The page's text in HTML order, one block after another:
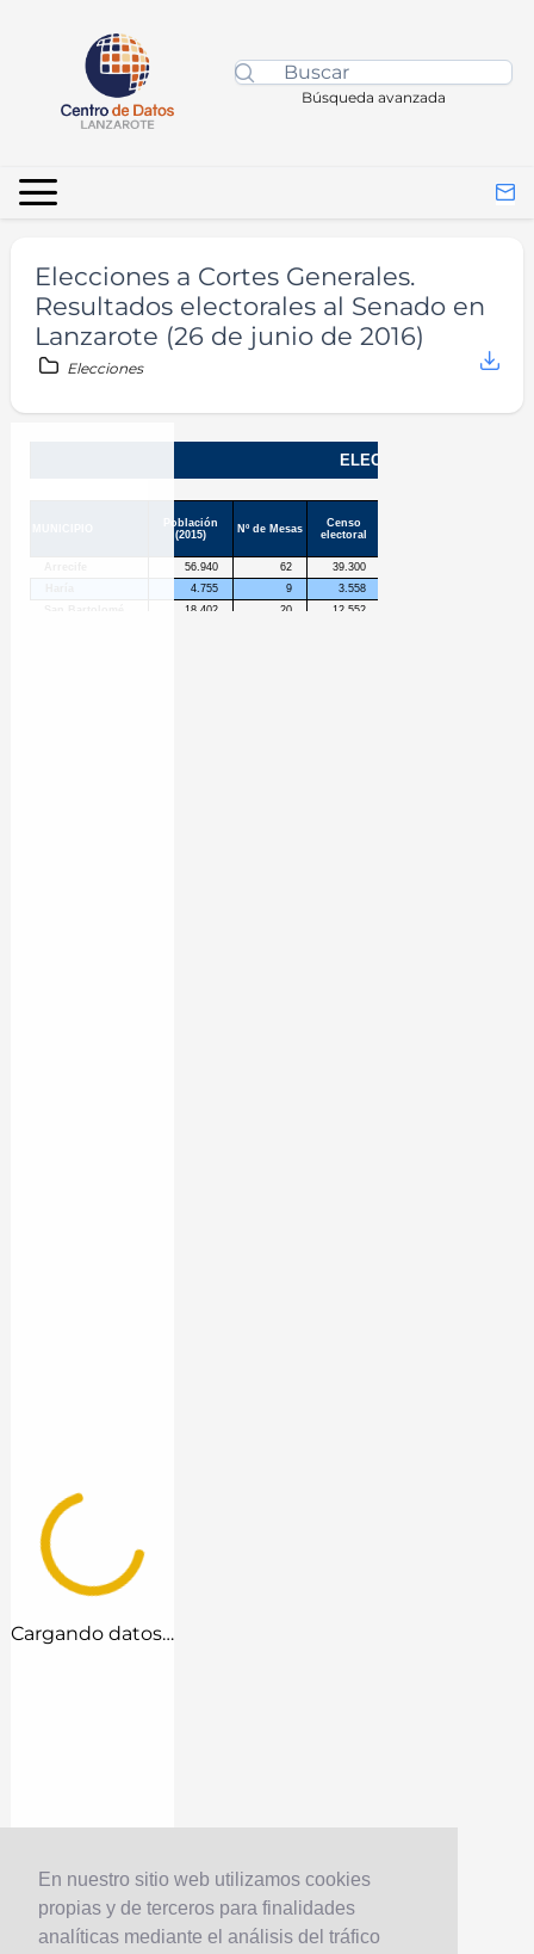
En nuestro sitio web utilizamos cookies
propias y de terceros para finalidades
analíticas mediante el análisis del tráfico
Búsqueda avanzada
Elecciones a Cortes Generales.
Resultados electorales al Senado en
Lanzarote (26 de junio de 2016)
Elecciones
Cargando datos…